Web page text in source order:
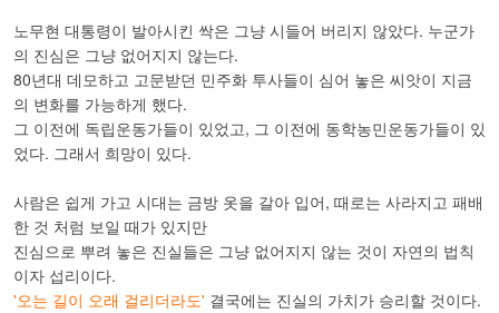
노무현 대통령이 발아시킨 싹은 그냥 시들어 버리지 않았다. 누군가
의 진심은 그냥 없어지지 않는다.
80년대 데모하고 고문받던 민주화 투사들이 심어 놓은 씨앗이 지금
의 변화를 가능하게 했다.
그 이전에 독립운동가들이 있었고, 그 이전에 동학농민운동가들이 있
었다. 그래서 희망이 있다.
사람은 쉽게 가고 시대는 금방 옷을 갈아 입어, 때로는 사라지고 패배
한 것 처럼 보일 때가 있지만
진심으로 뿌려 놓은 진실들은 그냥 없어지지 않는 것이 자연의 법칙
이자 섭리이다.
'오는 길이 오래 걸리더라도' 결국에는 진실의 가치가 승리할 것이다.